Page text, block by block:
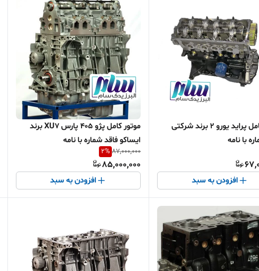
موتور کامل پراید یورو ۲ برند شرکتی
با نامه
افزودن به سبد
موتور کامل پژو 405 پارس XU7 برند
ایساکو فاقد شماره با نامه
87,000,000
2%
85,000,000
افزودن به سبد